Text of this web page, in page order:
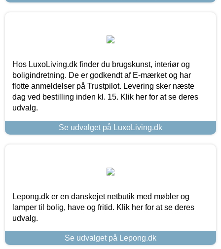
Hos LuxoLiving.dk finder du brugskunst, interiør og
boligindretning. De er godkendt af E-mærket og har
flotte anmeldelser på Trustpilot. Levering sker næste
dag ved bestilling inden kl. 15. Klik her for at se deres
udvalg.
Se udvalget på LuxoLiving.dk
Lepong.dk er en danskejet netbutik med møbler og
lamper til bolig, have og fritid. Klik her for at se deres
udvalg.
Se udvalget på Lepong.dk